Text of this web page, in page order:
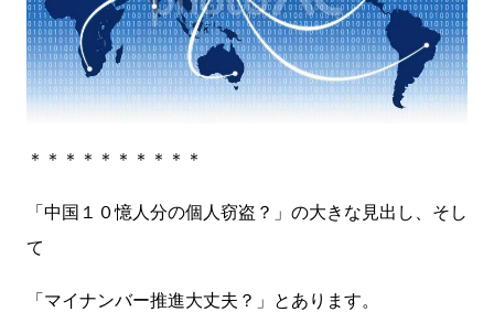
＊＊＊＊＊＊＊＊＊＊
「中国１０憶人分の個人窃盗？」の大きな見出し、そし
て
「マイナンバー推進大丈夫？」とあります。